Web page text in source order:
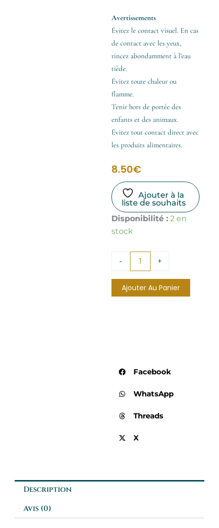
Avertissements
Évitez le contact visuel. En cas
de contact avec les yeux,
rincez abondamment à l’eau
tiède.
Évitez toute chaleur ou
flamme.
Tenir hors de portée des
enfants et des animaux.
Évitez tout contact direct avec
les produits alimentaires.
8.50€
Ajouter à la
liste de souhaits
Disponibilité : 2 en
stock
-
quantité
de
Brume
+
Ajouter Au Panier
Facebook
WhatsApp
Threads
X
Description
Avis (0)